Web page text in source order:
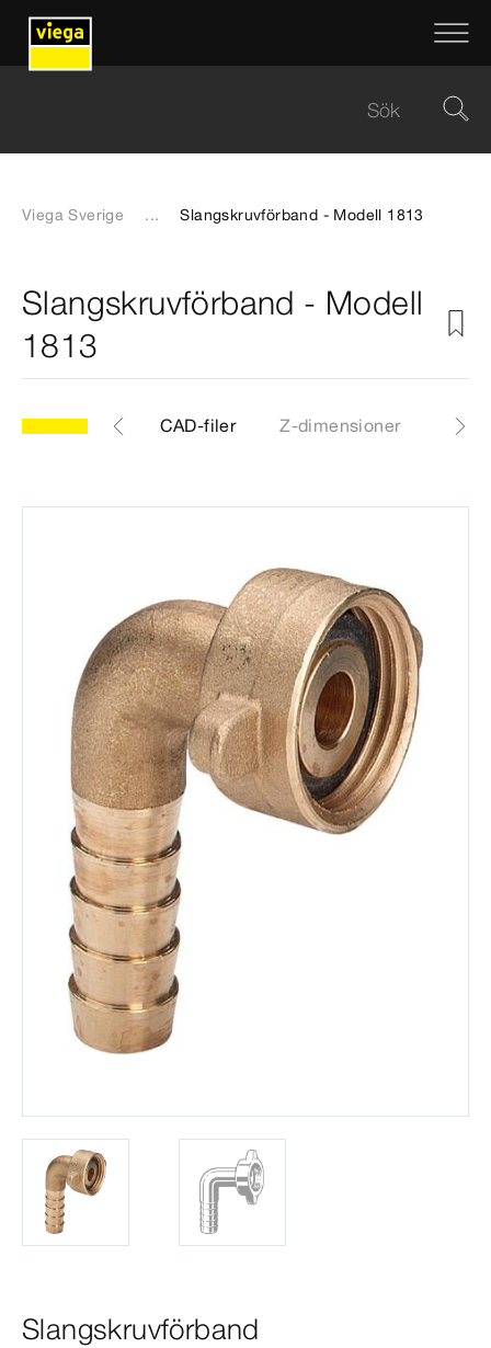
Viega Sverige ... Slangskruvförband - Modell 1813
Slangskruvförband - Modell
1813
Artiklar CAD-filer Z-dimensioner
Slangskruvförband